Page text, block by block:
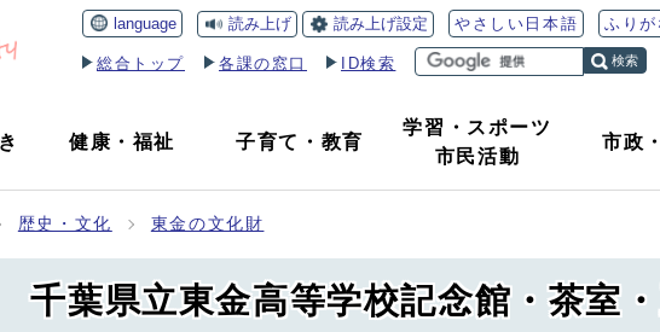
language 読み上げ 読み上げ設定 やさしい日本語 ふり
総合トップ 各課の窓口 ID検索 検索
健康 ・福祉 子育て ・ 教育
学習・スポーツ
市民活動
市政
歴史・文化 東金の文化財
葉県立東金高等学校記念館・茶室